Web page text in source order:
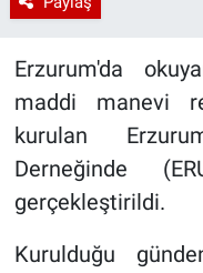
Erzurum'da
maddi manevi
kurulan
Derneğinde
gerçekleştirildi.
Kurulduğu